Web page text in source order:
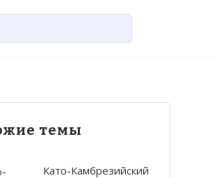
темы
Като-Камбрезийский